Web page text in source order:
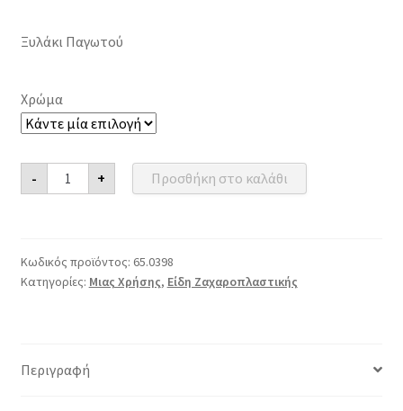
Ξυλάκι Παγωτού
Χρώμα
-
Ξυλάκι
Παγωτού
ποσότητα
+ Προσθήκη στο καλάθι
Κωδικός προϊόντος: 65.0398
Κατηγορίες: Μιας Χρήσης, Είδη Ζαχαροπλαστικής
Περιγραφή